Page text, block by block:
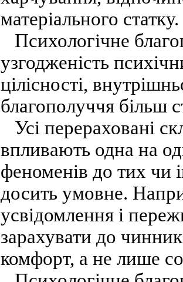
матеріального статку.
Психологічне
узгодженість
цілісності,
благополуччя більш
Усі перераховані
впливають одна на
феноменів до тих чи
досить умовне.
усвідомлення і
зарахувати до
комфорт, а не лише